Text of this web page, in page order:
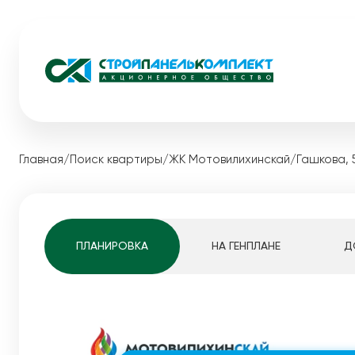
Мотовилихинскай
Pro жизнь
Динамика строительства
Квартиры
4-комнатные
Главная/ Поиск квартиры/ЖК Мотовилихинскай/ Гашкова,
ПЛАНИРОВКА НА ГЕНПЛАНЕ